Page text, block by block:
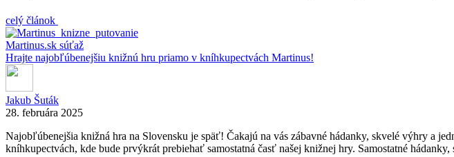
celý článok
Martinus.sk súťaž
Hrajte najobľúbenejšiu knižnú hru priamo v kníhkupectvách Martinus!
Jakub Šuták
28. februára 2025
Najobľúbenejšia knižná hra na Slovensku je späť! Čakajú na vás zábavné hádanky, skvelé výhry a
kníhkupectvách, kde bude prvýkrát prebiehať samostatná časť našej knižnej hry. Samostatné